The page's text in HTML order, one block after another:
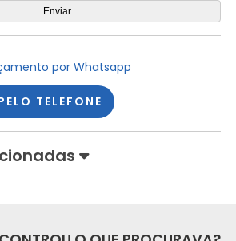
por Whatsapp
TELEFONE